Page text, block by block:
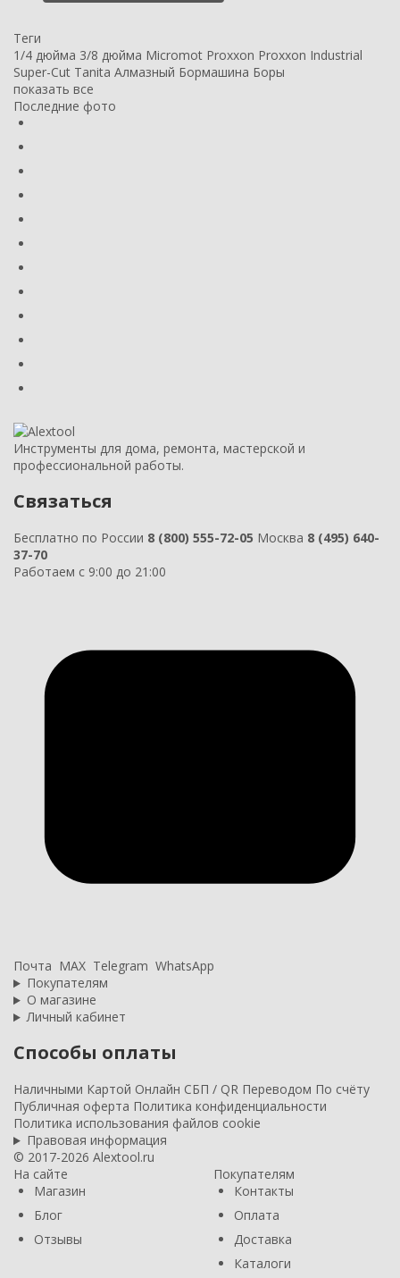
Теги
1/4 дюйма 3/8 дюйма Micromot Proxxon Proxxon Industrial
Super-Cut Tanita Алмазный Бормашина Боры
показать все
Последние фото
Инструменты для дома, ремонта, мастерской и
профессиональной работы.
Связаться
Бесплатно по России 8 (800) 555-72-05 Москва 8 (495) 640-
37-70
Работаем с 9:00 до 21:00
Почта MAX Telegram WhatsApp
Покупателям
О магазине
Личный кабинет
Способы оплаты
Наличными Картой Онлайн СБП / QR Переводом По счёту
Публичная оферта Политика конфиденциальности
Политика использования файлов cookie
Правовая информация
© 2017-2026 Alextool.ru
На сайте
Магазин
Блог
Отзывы
Покупателям
Контакты
Оплата
Доставка
Каталоги